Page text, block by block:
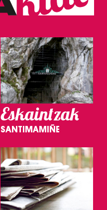
Eskaintzak
SANTIMAMIÑE